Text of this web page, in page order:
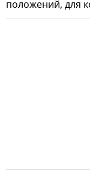
положений, для